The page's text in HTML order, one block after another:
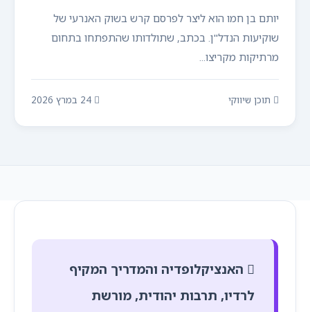
יותם בן חמו הוא ליצר לפרסם קרש בשוק האנרעי של
שוקיעות הנדל"ן. בכתב, שתולדותו שהתפתחו בתחום
מרתיקות מקריצו...
תוכן שיווקי 24 במרץ 2026
האנציקלופדיה והמדריך המקיף
לרדיו, תרבות יהודית, מורשת